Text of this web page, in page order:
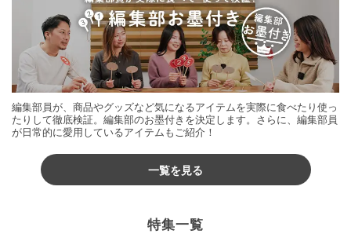
編集部員が、商品やグッズなど気になるアイテムを実際に食べたり使っ
たりして徹底検証。編集部のお墨付きを決定します。さらに、編集部員
が日常的に愛用しているアイテムもご紹介！
一覧を見る
特集一覧